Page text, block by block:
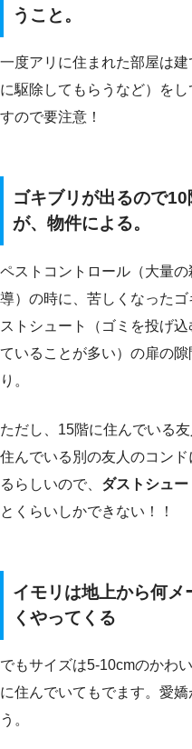
うこと。
一度アリに住まれた部屋は
に駆除してもらうなど）を
すので要注意！
ゴキブリが出るので
が、物件による。
ペストコントロール（大量
導）の時に、苦しくなった
ストシュート（ゴミを投げ
ていることが多い）の扉の
り。
ただし、15階に住んでいる
住んでいる別の友人のコン
るらしいので、 ダストシュ
とくらいしかできない！！
イモリは地上から何
くやってくる
でもサイズは5-10cmのかわ
に住んでいてもでます。愛
う。